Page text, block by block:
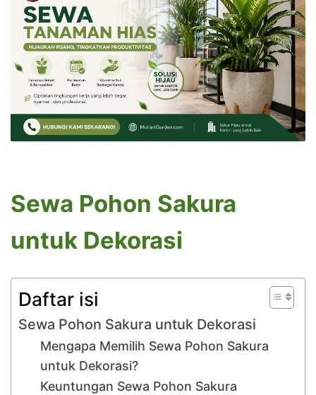
Sewa Pohon Sakura
untuk Dekorasi
Daftar isi
Sewa Pohon Sakura untuk Dekorasi
Mengapa Memilih Sewa Pohon Sakura
untuk Dekorasi?
Keuntungan Sewa Pohon Sakura